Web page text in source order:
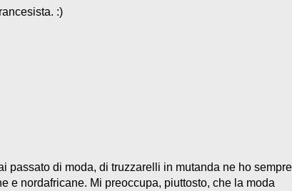
:)
passato di moda, di truzzarelli in mutanda ne ho sempre
e nordafricane. Mi preoccupa, piuttosto, che la moda